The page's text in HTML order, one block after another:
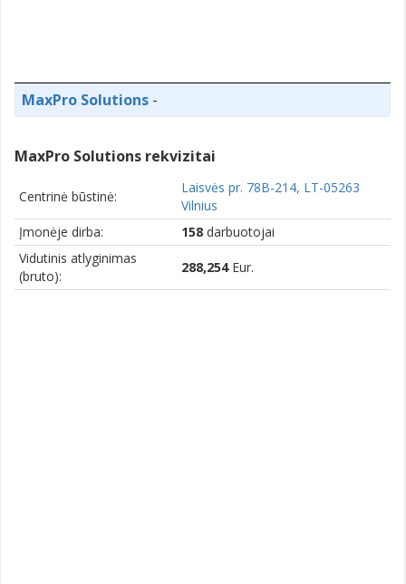
MaxPro Solutions -
MaxPro Solutions rekvizitai
Centrinė būstinė:
Laisvės pr. 78B-214, LT-05263
Vilnius
Įmonėje dirba:
158 darbuotojai
Vidutinis atlyginimas
(bruto):
288,254Eur.